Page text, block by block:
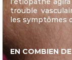
trouble
les symptômes
EN COMBIEN